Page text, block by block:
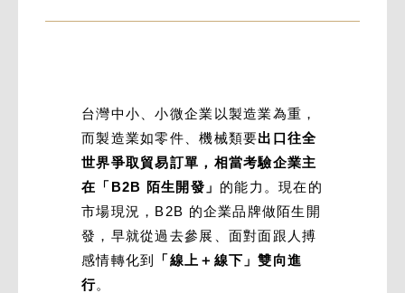
台灣中小、小微企業以製造業為重，
而製造業如零件、機械類要出口往全
世界爭取貿易訂單，相當考驗企業主
在「B2B 陌生開發」 的能力。現在的
市場現況，B2B 的企業品牌做陌生開
發，早就從過去參展、面對面跟人搏
感情轉化到
「線上＋線下」雙向進
行。